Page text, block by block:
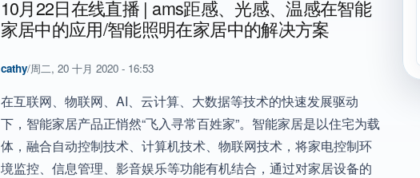
10月22日在线直播 | ams距感、光感、温感在智能
家居中的应用/智能照明在家居中的解决方案
cathy/周二, 20 十月 2020 - 16:53
在互联网、物联网、AI、云计算、大数据等技术的快速发展驱动
下，智能家居产品正悄然“飞入寻常百姓家”。智能家居是以住宅为载
体，融合自动控制技术、计算机技术、物联网技术，将家电控制环
境监控、信息管理、影音娱乐等功能有机结合，通过对家居设备的